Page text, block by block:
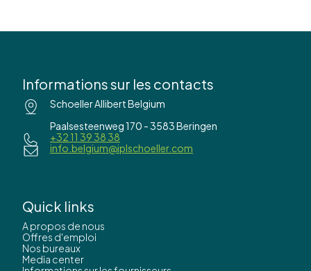
Informations sur les contacts
Schoeller Allibert Belgium
Paalsesteenweg 170 - 3583 Beringen
+32 11 39 38 38
info.belgium@iplschoeller.com
Quick links
A propos de nous
Offres d'emploi
Nos bureaux
Media center